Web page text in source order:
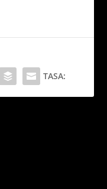
TASA: